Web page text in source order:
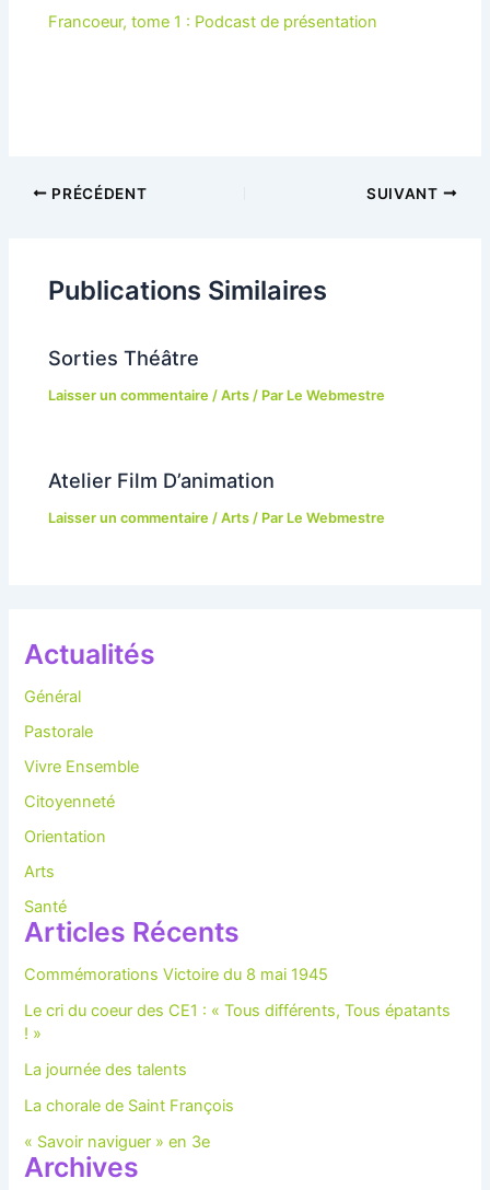
Francoeur, tome 1 : Podcast de présentation
NavigationPRÉCÉDENT SUIVANT
Publications Similaires
Sorties Théâtre
Laisser un commentaire /Arts / Par Le Webmestre
Atelier Film D’animation
Laisser un commentaire /Arts / Par Le Webmestre
Actualités
Général
Pastorale
Vivre Ensemble
Citoyenneté
Orientation
Arts
Santé
Articles Récents
Commémorations Victoire du 8 mai 1945
Le cri du coeur des CE1 : « Tous différents, Tous épatants
! »
La journée des talents
La chorale de Saint François
« Savoir naviguer » en 3e
Archives